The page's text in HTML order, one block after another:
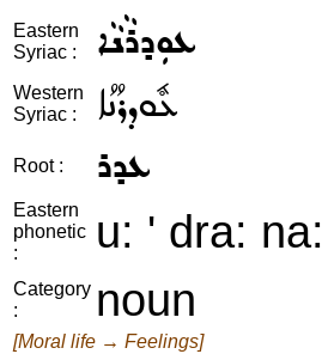
Eastern
Syriac :
ܥܘܼܕܪܵܢܵܐ
Western
Syriac :
ܥܽܘܕܪܳܢܳܐ
Root : ܥܕܪ
Eastern
phonetic
:
u: ' dra: na:
Category
:
noun
[Moral life → Feelings]